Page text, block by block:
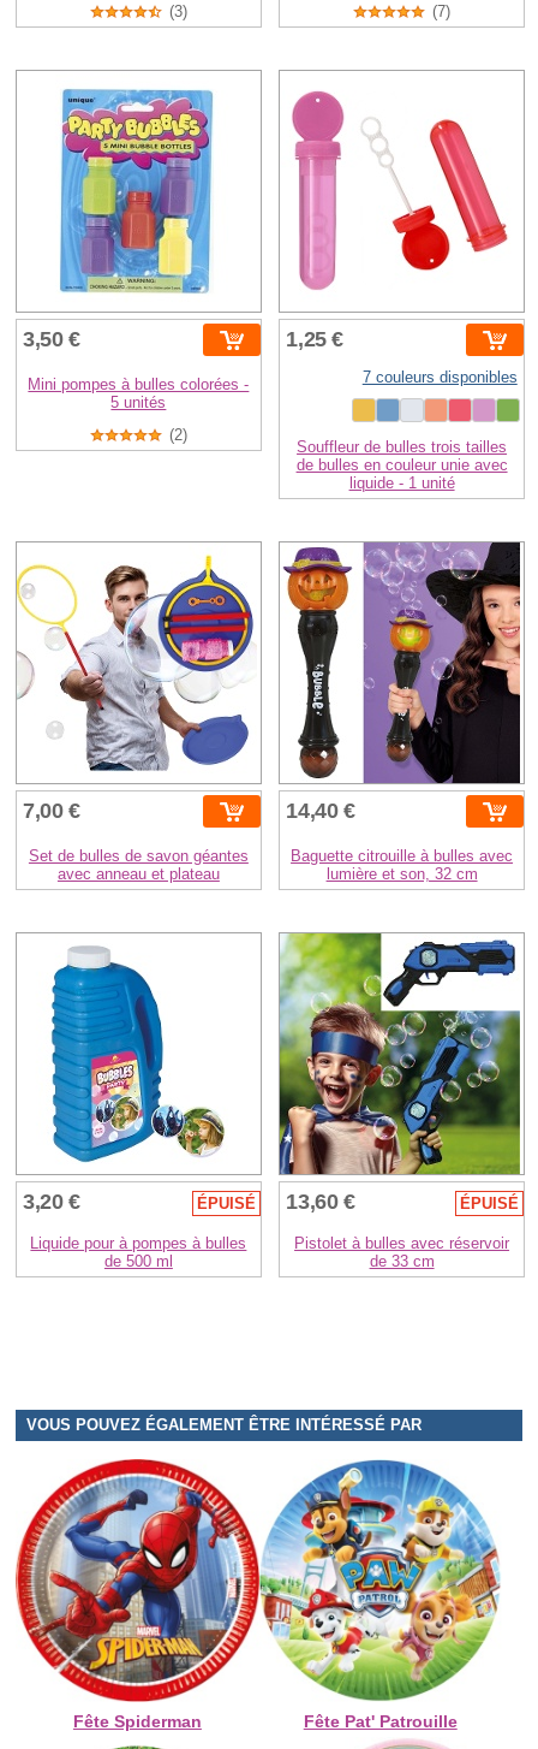
(3)
(7)
3,50 €
Mini pompes à bulles colorées -
5 unités
(2)
1,25 €
7 couleurs disponibles
Souffleur de bulles trois tailles
de bulles en couleur unie avec
liquide - 1 unité
7,00 €
Set de bulles de savon géantes
avec anneau et plateau
14,40 €
Baguette citrouille à bulles avec
lumière et son, 32 cm
3,20 € ÉPUISÉ
Liquide pour à pompes à bulles
de 500 ml
13,60 € ÉPUISÉ
Pistolet à bulles avec réservoir
de 33 cm
VOUS POUVEZ ÉGALEMENT ÊTRE INTÉRESSÉ PAR
Fête Spiderman Fête Pat' Patrouille